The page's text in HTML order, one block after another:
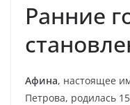
Ранние
Афина, настоящее
Петрова, родилась